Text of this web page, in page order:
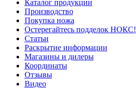
Каталог продукции
Производство
Покупка ножа
Остерегайтесь подделок НОКС!
Статьи
Раскрытие информации
Магазины и дилеры
Координаты
Отзывы
Видео